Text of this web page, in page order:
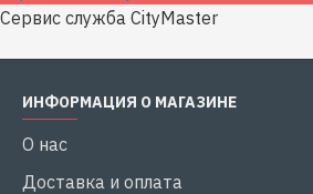
Сервис служба CityMaster
ИНФОРМАЦИЯ О МАГАЗИНЕ
О нас
Доставка и оплата